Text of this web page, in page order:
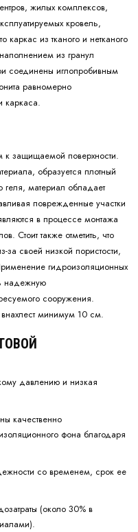
жилых комплексов,
кровель,
каркас из тканого и нетканого
из гранул
соединены иглопробивным
равномерно
каркаса.
к защищаемой поверхности.
образуется плотный
геля, материал обладает
поврежденные участки
в процессе монтажа
Стоит также отметить, что
своей низкой пористости,
гидроизоляционных
надежную
сооружения.
минимум 10 см.
давлению и низкая
качественно
фона благодаря
со временем, срок ее
(около 30% в